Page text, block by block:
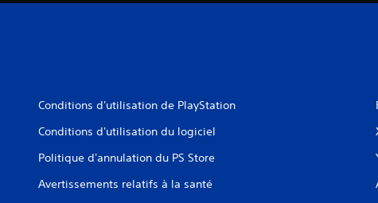
Conditions d'utilisation de PlayStation
Conditions d'utilisation du logiciel
Politique d'annulation du PS Store
Avertissements relatifs à la santé